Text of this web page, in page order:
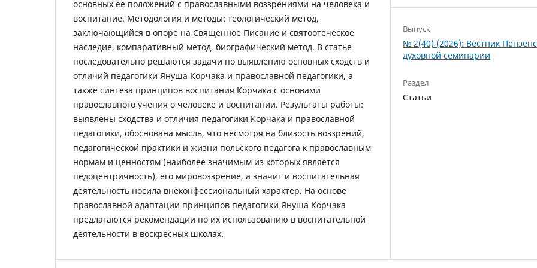
основных ее положений с православными воззрениями на человека и
воспитание. Методология и методы: теологический метод,
заключающийся в опоре на Священное Писание и святоотеческое
наследие, компаративный метод, биографический метод. В статье
последовательно решаются задачи по выявлению основных сходств и
отличий педагогики Януша Корчака и православной педагогики, а
также синтеза принципов воспитания Корчака с основами
православного учения о человеке и воспитании. Результаты работы:
выявлены сходства и отличия педагогики Корчака и православной
педагогики, обоснована мысль, что несмотря на близость воззрений,
педагогической практики и жизни польского педагога к православным
нормам и ценностям (наиболее значимым из которых является
педоцентричность), его мировоззрение, а значит и воспитательная
деятельность носила внеконфессиональный характер. На основе
православной адаптации принципов педагогики Януша Корчака
предлагаются рекомендации по их использованию в воспитательной
деятельности в воскресных школах.
Выпуск
№ 2(40) (2026): Вестник
духовной семинарии
Раздел
Статьи